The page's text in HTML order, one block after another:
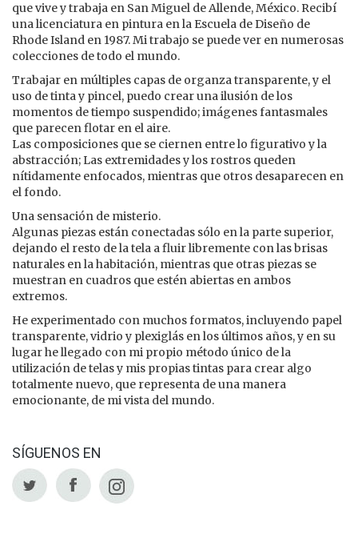
que vive y trabaja en San Miguel de Allende, México. Recibí
una licenciatura en pintura en la Escuela de Diseño de
Rhode Island en 1987. Mi trabajo se puede ver en numerosas
colecciones de todo el mundo.
Trabajar en múltiples capas de organza transparente, y el
uso de tinta y pincel, puedo crear una ilusión de los
momentos de tiempo suspendido; imágenes fantasmales
que parecen flotar en el aire.
Las composiciones que se ciernen entre lo figurativo y la
abstracción; Las extremidades y los rostros queden
nítidamente enfocados, mientras que otros desaparecen en
el fondo.
Una sensación de misterio.
Algunas piezas están conectadas sólo en la parte superior,
dejando el resto de la tela a fluir libremente con las brisas
naturales en la habitación, mientras que otras piezas se
muestran en cuadros que estén abiertas en ambos
extremos.
He experimentado con muchos formatos, incluyendo papel
transparente, vidrio y plexiglás en los últimos años, y en su
lugar he llegado con mi propio método único de la
utilización de telas y mis propias tintas para crear algo
totalmente nuevo, que representa de una manera
emocionante, de mi vista del mundo.
SÍGUENOS EN